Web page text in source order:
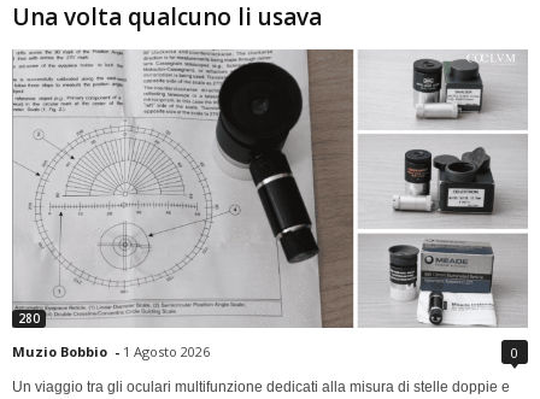
Una volta qualcuno li usava
280
Muzio Bobbio - 1 Agosto 2026 0
Un viaggio tra gli oculari multifunzione dedicati alla misura di stelle doppie e